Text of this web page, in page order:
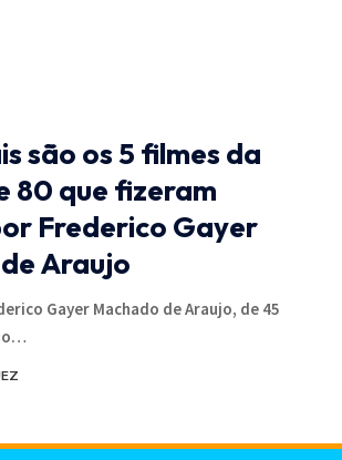
são os 5 filmes da
80 que fizeram
Frederico Gayer
Araujo
Gayer Machado de Araujo, de 45